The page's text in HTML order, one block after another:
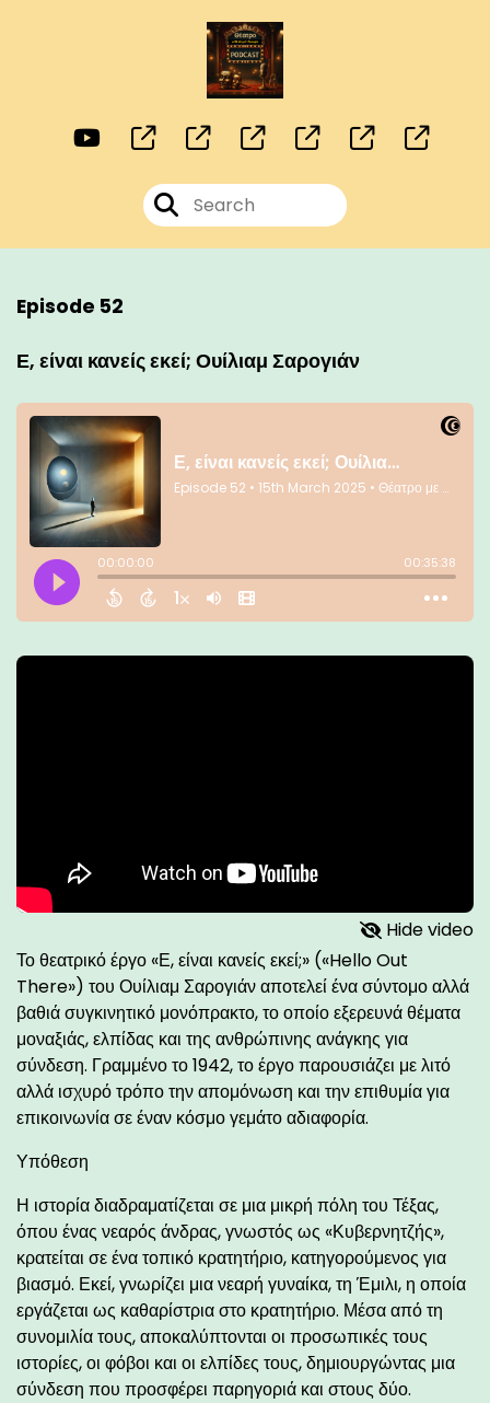
Episode 52
Ε, είναι κανείς εκεί; Ουίλιαμ Σαρογιάν
Hide video
Το θεατρικό έργο «Ε, είναι κανείς εκεί;» («Hello Out
There») του Ουίλιαμ Σαρογιάν αποτελεί ένα σύντομο αλλά
βαθιά συγκινητικό μονόπρακτο, το οποίο εξερευνά θέματα
μοναξιάς, ελπίδας και της ανθρώπινης ανάγκης για
σύνδεση. Γραμμένο το 1942, το έργο παρουσιάζει με λιτό
αλλά ισχυρό τρόπο την απομόνωση και την επιθυμία για
επικοινωνία σε έναν κόσμο γεμάτο αδιαφορία.
Υπόθεση
Η ιστορία διαδραματίζεται σε μια μικρή πόλη του Τέξας,
όπου ένας νεαρός άνδρας, γνωστός ως «Κυβερνητζής»,
κρατείται σε ένα τοπικό κρατητήριο, κατηγορούμενος για
βιασμό. Εκεί, γνωρίζει μια νεαρή γυναίκα, τη Έμιλι, η οποία
εργάζεται ως καθαρίστρια στο κρατητήριο. Μέσα από τη
συνομιλία τους, αποκαλύπτονται οι προσωπικές τους
ιστορίες, οι φόβοι και οι ελπίδες τους, δημιουργώντας μια
σύνδεση που προσφέρει παρηγοριά και στους δύο.